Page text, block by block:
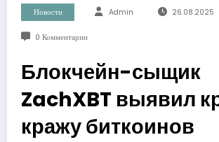
Новости Admin 26.08.2025
0 Комментарии
Блокчейн-сыщик
ZachXBT выявил
кражу биткоинов